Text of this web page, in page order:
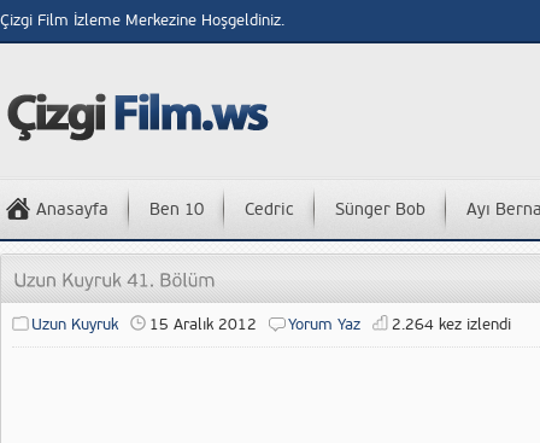
Çizgi Film İzleme Merkezine Hoşgeldiniz.
Anasayfa Ben 10 Cedric Sünger Bob Ayı
Uzun Kuyruk 15 Aralık 2012 Yorum Yaz 2.264 kez izlendi